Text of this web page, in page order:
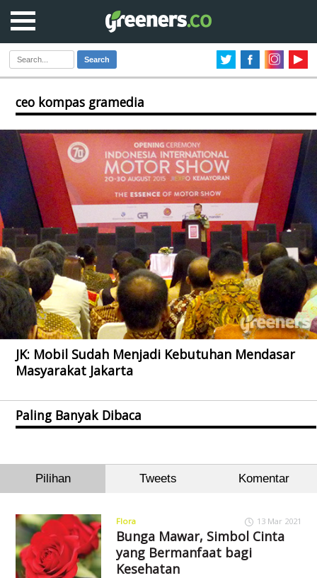
Search
ceo kompas gramedia
JK: Mobil Sudah Menjadi Kebutuhan Mendasar
Masyarakat Jakarta
Paling Banyak Dibaca
Pilihan Tweets Komentar
Flora 13 Mar 2021
Bunga Mawar, Simbol Cinta
yang Bermanfaat bagi
Kesehatan